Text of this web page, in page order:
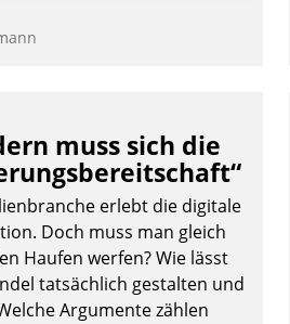
muss sich die
erlebt die digitale
Doch muss man gleich
Haufen werfen? Wie lässt
tatsächlich gestalten und
Argumente zählen